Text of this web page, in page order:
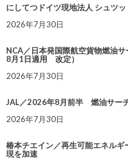
にしてつドイツ現地法人 シュツ
2026年7月30日
NCA／日本発国際航空貨物燃油
8月1日適用 改定）
2026年7月30日
JAL／2026年8月前半 燃油サー
2026年7月30日
椿本チエイン／再生可能エネル
現を加速